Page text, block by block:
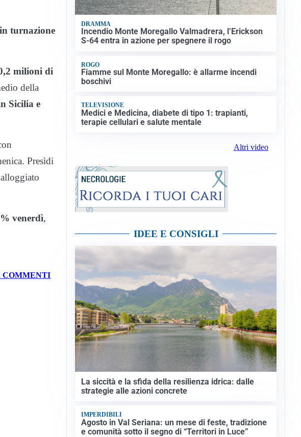
turnazione
milioni di
della
Sicilia e
Presìdi
venerdì,
COMMENTI
DRAMMA
Incendio Monte Moregallo Valmadrera, l’Erickson
S-64 entra in azione per spegnere il rogo
ROGO
Fiamme sul Monte Moregallo: è allarme incendi
boschivi
TELEVISIONE
Medici e Medicina, diabete di tipo 1: trapianti,
terapie cellulari e salute mentale
Altri video
IDEE E CONSIGLI
La siccità e la sfida della resilienza idrica: dalle
strategie alle azioni concrete
IMPERDIBILI
Agosto in Val Seriana: un mese di feste, tradizione
e comunità sotto il segno di “Territori in Luce”